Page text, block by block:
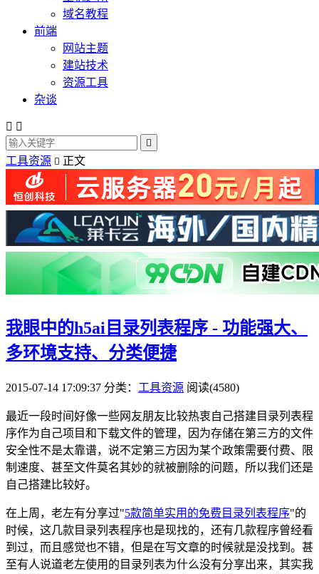
域名教程
前端
网站主题
建站技术
资源工具
杂谈
 

工具资源  正文
我眼中的h5ai目录列表程序 - 功能强大、
多环境支持、分类便捷
2015-07-14 17:09:37 分类： 工具资源 阅读(4580)
最近一段时间好像一些网友朋友比较热衷自己搭建目录列表程
序作为自己项目和下载文件的管理，因为存储在第三方的文件
安全性不是太靠谱，说不定第三方因为某个政策需要付费、限
制速度、甚至文件莫名其妙的就被删除的问题，所以我们还是
自己搭建比较好。
在上周，老左有分享过"5款简单实用的免费目录列表程序"的
时候，这几款目录列表程序也是现找的，还有几款程序曾经看
到过，而且感觉也不错，但是在写文章的时候就是没找到。甚
至有人说道老左使用的目录列表为什么没有分享出来，其实我